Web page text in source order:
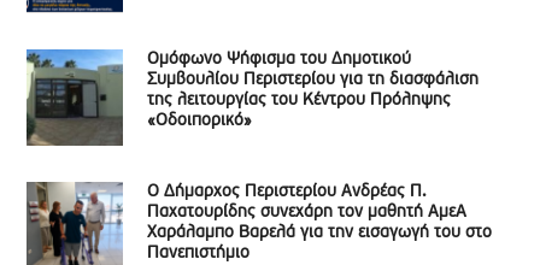
Ομόφωνο Ψήφισμα του Δημοτικού
Συμβουλίου Περιστερίου για τη διασφάλιση
της λειτουργίας του Κέντρου Πρόληψης
«Οδοιπορικό»
Ο Δήμαρχος Περιστερίου Ανδρέας Π.
Παχατουρίδης συνεχάρη τον μαθητή ΑμεΑ
Χαράλαμπο Βαρελά για την εισαγωγή του στο
Πανεπιστήμιο